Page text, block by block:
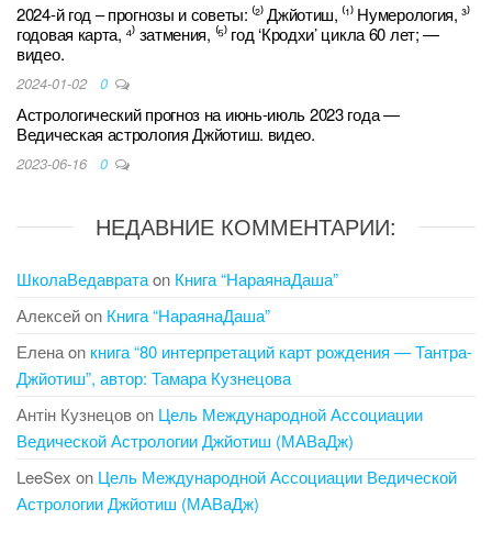
2024-й год – прогнозы и советы: ⁽²⁾ Джйотиш, ⁽¹⁾ Нумерология, ³⁾
годовая карта, ⁴⁾ затмения, ⁽⁵⁾ год ‘Кродхи’ цикла 60 лет; —
видео.
2024-01-02 0
Астрологический прогноз на июнь-июль 2023 года —
Ведическая астрология Джйотиш. видео.
2023-06-16 0
НЕДАВНИЕ КОММЕНТАРИИ:
ШколаВедавратаon Книга “НараянаДаша”
Алексейon Книга “НараянаДаша”
Еленаon книга “80 интерпретаций карт рождения — Тантра-
Джйотиш”, автор: Тамара Кузнецова
Антін Кузнецовon Цель Международной Ассоциации
Ведической Астрологии Джйотиш (МАВаДж)
LeeSex on Цель Международной Ассоциации Ведической
Астрологии Джйотиш (МАВаДж)